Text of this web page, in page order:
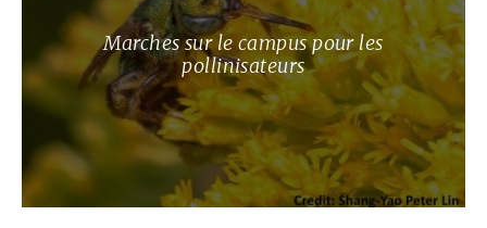
Marches sur le campus pour les
pollinisateurs